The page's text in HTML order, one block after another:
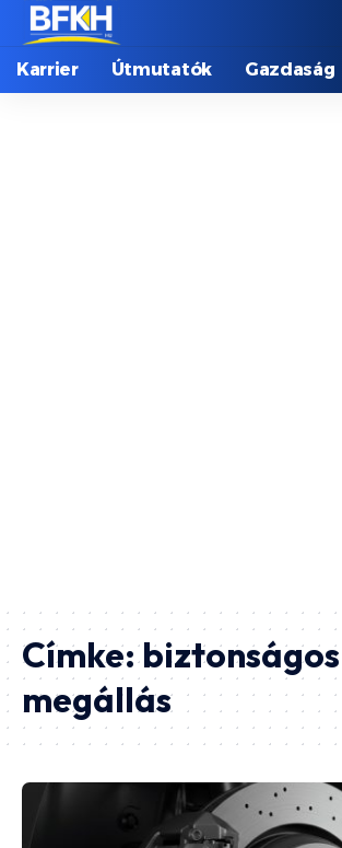
Karrier Útmutatók Gazdaság
Címke:biztonságos
megállás